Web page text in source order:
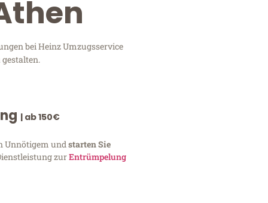
bei Heinz Umzugsservice
| ab 150€
Unnötigem undstarten Sie
zurEntrümpelung